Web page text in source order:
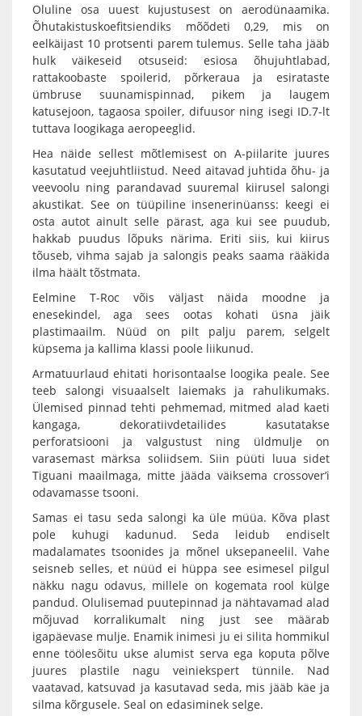
Oluline osa uuest kujustusest on aerodünaamika.
Õhutakistuskoefitsiendiks mõõdeti 0,29, mis on
eelkäijast 10 protsenti parem tulemus. Selle taha jääb
hulk väikeseid otsuseid: esiosa õhujuhtlabad,
rattakoobaste spoilerid, põrkeraua ja esirataste
ümbruse suunamispinnad, pikem ja laugem
katusejoon, tagaosa spoiler, difuusor ning isegi ID.7-lt
tuttava loogikaga aeropeeglid.
Hea näide sellest mõtlemisest on A-piilarite juures
kasutatud veejuhtliistud. Need aitavad juhtida õhu- ja
veevoolu ning parandavad suuremal kiirusel salongi
akustikat. See on tüüpiline insenerinüanss: keegi ei
osta autot ainult selle pärast, aga kui see puudub,
hakkab puudus lõpuks närima. Eriti siis, kui kiirus
tõuseb, vihma sajab ja salongis peaks saama rääkida
ilma häält tõstmata.
Eelmine T-Roc võis väljast näida moodne ja
enesekindel, aga sees ootas kohati üsna jäik
plastimaailm. Nüüd on pilt palju parem, selgelt
küpsema ja kallima klassi poole liikunud.
Armatuurlaud ehitati horisontaalse loogika peale. See
teeb salongi visuaalselt laiemaks ja rahulikumaks.
Ülemised pinnad tehti pehmemad, mitmed alad kaeti
kangaga, dekoratiivdetailides kasutatakse
perforatsiooni ja valgustust ning üldmulje on
varasemast märksa soliidsem. Siin püüti luua sidet
Tiguani maailmaga, mitte jääda väiksema crossover’i
odavamasse tsooni.
Samas ei tasu seda salongi ka üle müüa. Kõva plast
pole kuhugi kadunud. Seda leidub endiselt
madalamates tsoonides ja mõnel uksepaneelil. Vahe
seisneb selles, et nüüd ei hüppa see esimesel pilgul
näkku nagu odavus, millele on kogemata rool külge
pandud. Olulisemad puutepinnad ja nähtavamad alad
mõjuvad korralikumalt ning just see määrab
igapäevase mulje. Enamik inimesi ju ei silita hommikul
enne töölesõitu ukse alumist serva ega koputa põlve
juures plastile nagu veiniekspert tünnile. Nad
vaatavad, katsuvad ja kasutavad seda, mis jääb käe ja
silma kõrgusele. Seal on edasiminek selge.